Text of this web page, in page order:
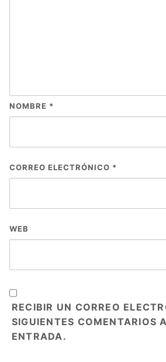
NOMBRE *
CORREO ELECTRÓNICO *
WEB
RECIBIR UN CORREO
SIGUIENTES COMENTARIOS
ENTRADA.